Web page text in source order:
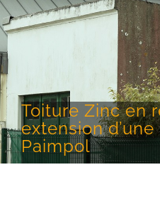
Toiture Zinc en
extension
Paimpol